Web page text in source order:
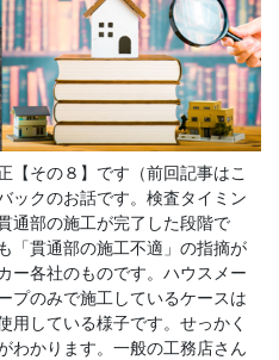
【その８】です（前回記事はこ
ックのお話です。検査タイミン
通部の施工が完了した段階で
「貫通部の施工不適」の指摘が
ー各社のものです。ハウスメー
プのみで施工しているケースは
用している様子です。せっかく
わかります。一般の工務店さん